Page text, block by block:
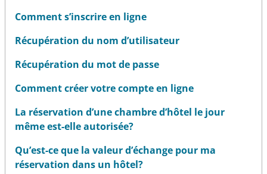
Comment s’inscrire en ligne
Récupération du nom d’utilisateur
Récupération du mot de passe
Comment créer votre compte en ligne
La réservation d’une chambre d’hôtel le jour
même est-elle autorisée?
Qu’est-ce que la valeur d’échange pour ma
réservation dans un hôtel?